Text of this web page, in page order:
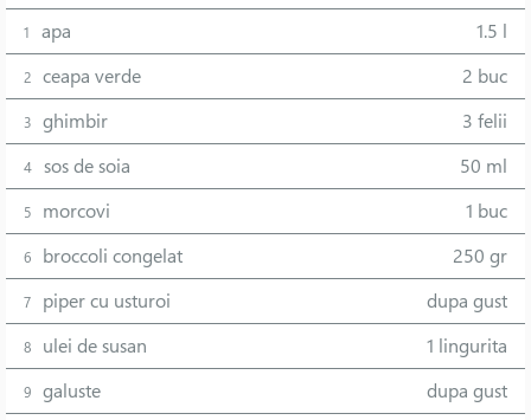
1 apa 1.5 l
2 ceapa verde 2 buc
3 ghimbir 3 felii
4 sos de soia 50 ml
5 morcovi 1 buc
6 broccoli congelat 250 gr
7 piper cu usturoi dupa gust
8 ulei de susan 1 lingurita
9 galuste dupa gust